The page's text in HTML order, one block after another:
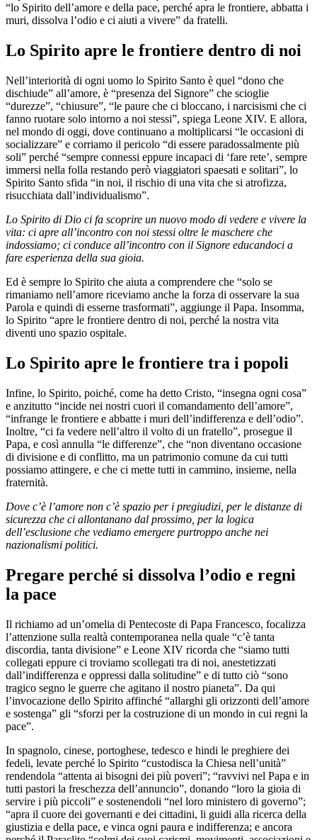
“lo Spirito dell’amore e della pace, perché apra le frontiere, abbatta i
muri, dissolva l’odio e ci aiuti a vivere” da fratelli.
Lo Spirito apre le frontiere dentro di noi
Nell’interiorità di ogni uomo lo Spirito Santo è quel “dono che
dischiude” all’amore, è “presenza del Signore” che scioglie
“durezze”, “chiusure”, “le paure che ci bloccano, i narcisismi che ci
fanno ruotare solo intorno a noi stessi”, spiega Leone XIV. E allora,
nel mondo di oggi, dove continuano a moltiplicarsi “le occasioni di
socializzare” e corriamo il pericolo “di essere paradossalmente più
soli” perché “sempre connessi eppure incapaci di ‘fare rete’, sempre
immersi nella folla restando però viaggiatori spaesati e solitari”, lo
Spirito Santo sfida “in noi, il rischio di una vita che si atrofizza,
risucchiata dall’individualismo”.
Lo Spirito di Dio ci fa scoprire un nuovo modo di vedere e vivere la
vita: ci apre all’incontro con noi stessi oltre le maschere che
indossiamo; ci conduce all’incontro con il Signore educandoci a
fare esperienza della sua gioia.
Ed è sempre lo Spirito che aiuta a comprendere che “solo se
rimaniamo nell’amore riceviamo anche la forza di osservare la sua
Parola e quindi di esserne trasformati”, aggiunge il Papa. Insomma,
lo Spirito “apre le frontiere dentro di noi, perché la nostra vita
diventi uno spazio ospitale.
Lo Spirito apre le frontiere tra i popoli
Infine, lo Spirito, poiché, come ha detto Cristo, “insegna ogni cosa”
e anzitutto “incide nei nostri cuori il comandamento dell’amore”,
“infrange le frontiere e abbatte i muri dell’indifferenza e dell’odio”.
Inoltre, “ci fa vedere nell’altro il volto di un fratello”, prosegue il
Papa, e così annulla “le differenze”, che “non diventano occasione
di divisione e di conflitto, ma un patrimonio comune da cui tutti
possiamo attingere, e che ci mette tutti in cammino, insieme, nella
fraternità.
Dove c’è l’amore non c’è spazio per i pregiudizi, per le distanze di
sicurezza che ci allontanano dal prossimo, per la logica
dell’esclusione che vediamo emergere purtroppo anche nei
nazionalismi politici.
Pregare perché si dissolva l’odio e regni
la pace
Il richiamo ad un’omelia di Pentecoste di Papa Francesco, focalizza
l’attenzione sulla realtà contemporanea nella quale “c’è tanta
discordia, tanta divisione” e Leone XIV ricorda che “siamo tutti
collegati eppure ci troviamo scollegati tra di noi, anestetizzati
dall’indifferenza e oppressi dalla solitudine” e di tutto ciò “sono
tragico segno le guerre che agitano il nostro pianeta”. Da qui
l’invocazione dello Spirito affinché “allarghi gli orizzonti dell’amore
e sostenga” gli “sforzi per la costruzione di un mondo in cui regni la
pace”.
In spagnolo, cinese, portoghese, tedesco e hindi le preghiere dei
fedeli, levate perché lo Spirito “custodisca la Chiesa nell’unità”
rendendola “attenta ai bisogni dei più poveri”; “ravvivi nel Papa e in
tutti pastori la freschezza dell’annuncio”, donando “loro la gioia di
servire i più piccoli” e sostenendoli “nel loro ministero di governo”;
“apra il cuore dei governanti e dei cittadini, li guidi alla ricerca della
giustizia e della pace, e vinca ogni paura e indifferenza; e ancora